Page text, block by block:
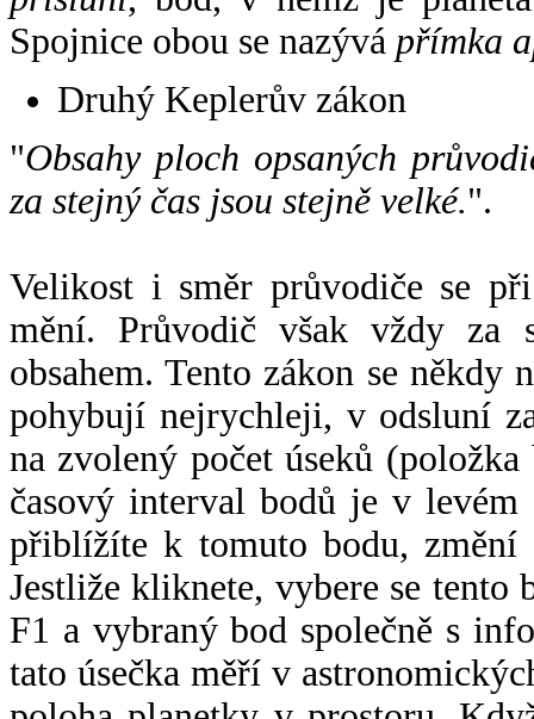
Spojnice obou se nazývá přímka
Druhý Keplerův zákon
"Obsahy ploch opsaných
za stejný čas jsou stejně velké.".
Velikost i směr průvodiče se
mění. Průvodič však vždy za
obsahem. Tento zákon se někdy
pohybují nejrychleji, v odsluní
na zvolený počet úseků
časový interval bodů je v
přiblížíte k tomuto bodu,
Jestliže kliknete, vybere se tento
F1 a vybraný bod společně s
tato úsečka měří v